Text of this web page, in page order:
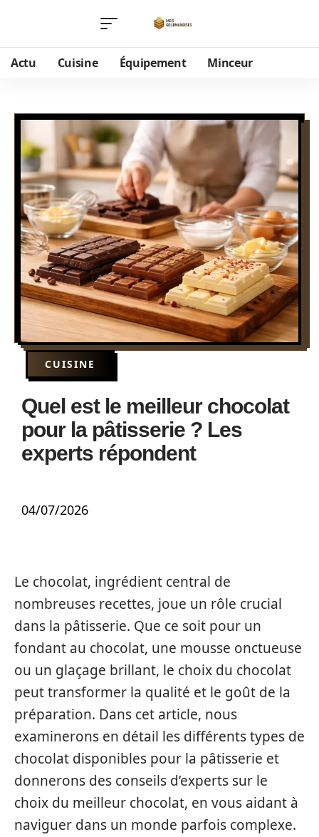
Actu Cuisine Équipement Minceur
CUISINE
Quel est le meilleur chocolat
pour la pâtisserie ? Les
experts répondent
04/07/2026
Le chocolat, ingrédient central de
nombreuses recettes, joue un rôle crucial
dans la pâtisserie. Que ce soit pour un
fondant au chocolat, une mousse onctueuse
ou un glaçage brillant, le choix du chocolat
peut transformer la qualité et le goût de la
préparation. Dans cet article, nous
examinerons en détail les différents types de
chocolat disponibles pour la pâtisserie et
donnerons des conseils d’experts sur le
choix du meilleur chocolat, en vous aidant à
naviguer dans un monde parfois complexe.